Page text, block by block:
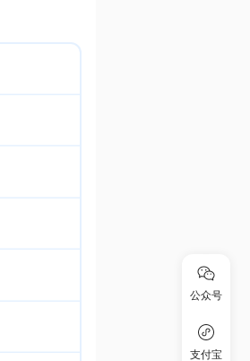
公众号
支付宝